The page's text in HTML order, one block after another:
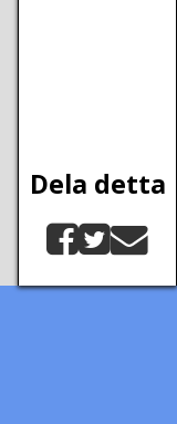
Dela detta